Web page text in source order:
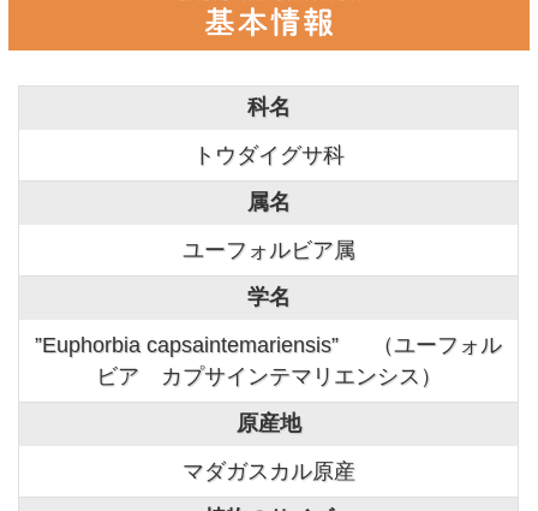
科名
トウダイグサ科
属名
ユーフォルビア属
学名
”Euphorbia capsaintemariensis” （ユーフォル
ビア カプサインテマリエンシス）
原産地
マダガスカル原産